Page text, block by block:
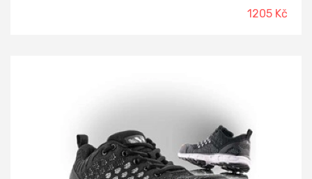
odpružujícím prvkem v patě Podešev: SPARTACUS PU/PU
1205 Kč